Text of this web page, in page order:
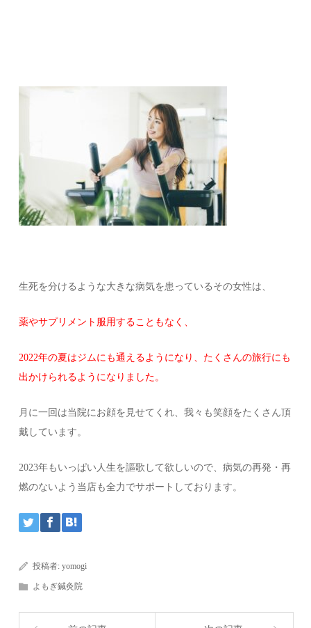
生死を分けるような大きな病気を患っているその女性は、
薬やサプリメント服用することもなく、
2022年の夏はジムにも通えるようになり、たくさんの旅行にも
出かけられるようになりました。
月に一回は当院にお顔を見せてくれ、我々も笑顔をたくさん頂
戴しています。
2023年もいっぱい人生を謳歌して欲しいので、病気の再発・再
燃のないよう当店も全力でサポートしております。
投稿者:yomogi
よもぎ鍼灸院